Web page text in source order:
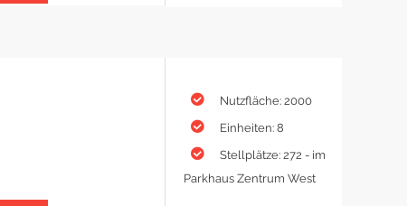
Nutzfläche: 2000
Einheiten: 8
Stellplätze: 272 - im
Parkhaus Zentrum West